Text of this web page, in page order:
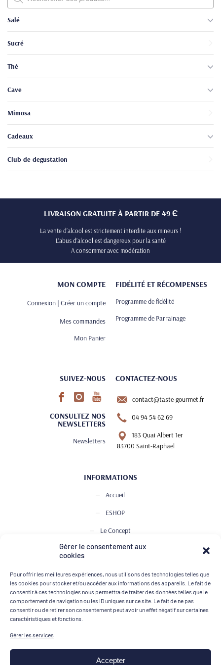
Gérer le consentement aux
cookies
Pour offrir les meilleures expériences, nous utilisons des technologies telles que
les cookies pour stocker et/ou accéder aux informations des appareils. Le fait de
consentir à ces technologies nous permettra de traiter des données telles que le
comportement de navigation ou les ID uniques sur ce site. Le fait de ne pas
consentir ou de retirer son consentement peut avoir un effet négatif sur certaines
caractéristiques et fonctions.
Gérer les services
Accepter
produits
Salé
Sucré
Thé
Cave
Mimosa
Cadeaux
Club de degustation
LIVRAISON GRATUITE À PARTIR DE 49 Є
La vente d’alcool est strictement interdite aux mineurs !
L’abus d’alcool est dangereux pour la santé
A consommer avec modération
MON COMPTE
Connexion | Créer un compte
Mes commandes
Mon Panier
FIDÉLITÉ ET RÉCOMPENSES
Programme de fidélité
Programme de Parrainage
SUIVEZ-NOUS
CONSULTEZ NOS
NEWSLETTERS
Newsletters
CONTACTEZ-NOUS
contact@taste-gourmet.fr
04 94 54 62 69
183 Quai Albert 1er
83700 Saint-Raphael
INFORMATIONS
Accueil
ESHOP
Le Concept
Club de Dégustation
Contact
MOYENS DE PAIEMENT